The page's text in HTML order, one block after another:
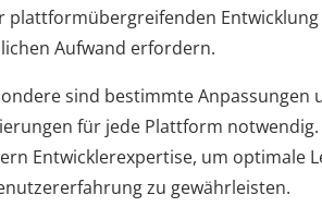
plattformübergreifenden Entwicklung
Aufwand erfordern.
sind bestimmte Anpassungen
für jede Plattform notwendig.
Entwicklerexpertise, um optimale
zu gewährleisten.